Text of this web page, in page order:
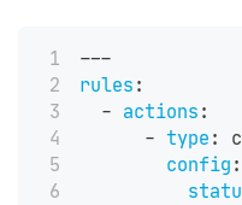
---
rules :
- actions :
- type :
config :